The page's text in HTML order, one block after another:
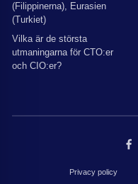
(Filippinerna), Eurasien
(Turkiet)
Vilka är de största
utmaningarna för CTO:er
och CIO:er?
Privacy policy